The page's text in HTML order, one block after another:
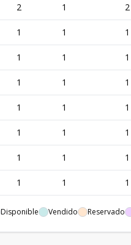
2 1 2
1 1 1
1 1 1
1 1 1
1 1 1
1 1 1
1 1 1
1 1 1
1 1 1
1 1 2
Disponible Vendido Reservado